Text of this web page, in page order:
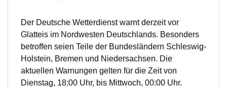
Der Deutsche Wetterdienst warnt derzeit vor
Glatteis im Nordwesten Deutschlands. Besonders
betroffen seien Teile der Bundesländern Schleswig-
Holstein, Bremen und Niedersachsen. Die
aktuellen Warnungen gelten für die Zeit von
Dienstag, 18:00 Uhr, bis Mittwoch, 00:00 Uhr.